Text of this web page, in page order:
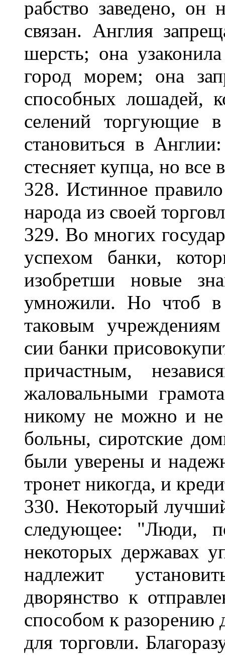
рабство заведено, он
связан. Англия
шерсть; она
город морем; она
способных лошадей,
селений торгующие
становиться в
стесняет купца, но все
328. Истинное
народа из своей
329. Во многих
успехом банки,
изобретши новые
умножили. Но чтоб в
таковым
сии банки
причастным,
жаловальными
никому не можно и
больны, сиротские
были уверены и
тронет никогда, и
330. Некоторый
следующее: "Люди,
некоторых державах
надлежит
дворянство к
способом к разорению
для торговли.